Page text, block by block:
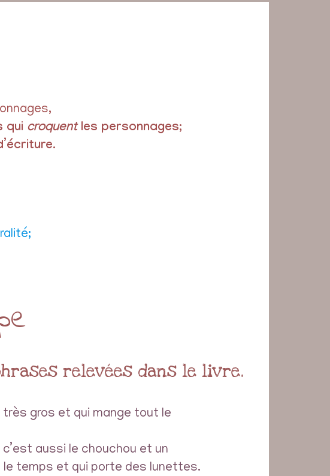
qui croquentles personnages;
.
relevées dans le livre.
gros et qui mange tout le
aussi le chouchou et un
le temps et qui porte des lunettes.